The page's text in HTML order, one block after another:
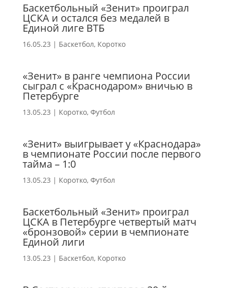
Баскетбольный «Зенит» проиграл
ЦСКА и остался без медалей в
Единой лиге ВТБ
16.05.23 | Баскетбол, Коротко
«Зенит» в ранге чемпиона России
сыграл с «Краснодаром» вничью в
Петербурге
13.05.23 | Коротко, Футбол
«Зенит» выигрывает у «Краснодара»
в чемпионате России после первого
тайма – 1:0
13.05.23 | Коротко, Футбол
Баскетбольный «Зенит» проиграл
ЦСКА в Петербурге четвертый матч
«бронзовой» серии в чемпионате
Единой лиги
13.05.23 | Баскетбол, Коротко